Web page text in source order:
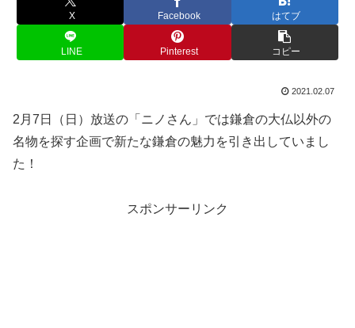
X Facebook はてブ
LINE Pinterest コピー
2021.02.07
2月7日（日）放送の「ニノさん」では鎌倉の大仏以外の
名物を探す企画で新たな鎌倉の魅力を引き出していまし
た！
スポンサーリンク